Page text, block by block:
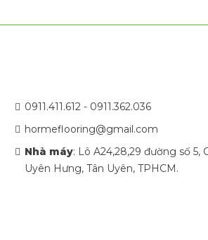
0911.411.612 - 0911.362.036
hormeflooring@gmail.com
Nhà máy: Lô A24,28,29 đường số 5,
Uyên Hưng, Tân Uyên, TPHCM.